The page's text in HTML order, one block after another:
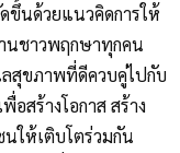
ขึ้นด้วยแนวคิดการให้
นชาวพฤกษาทุกคน
ลสุขภาพที่ดีควบคู่ไปกับ
สร้างโอกาส สร้าง
ให้เติบโตร่วมกัน